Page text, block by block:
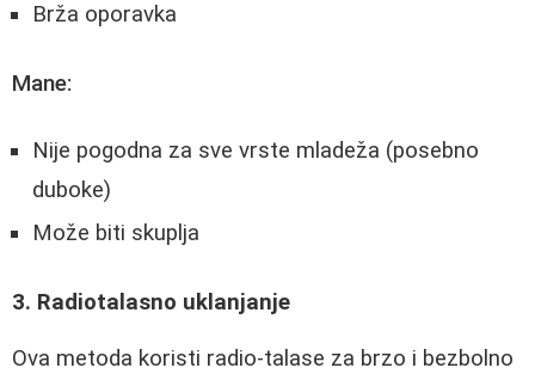
Brža oporavka
Mane:
Nije pogodna za sve vrste mladeža (posebno
duboke)
Može biti skuplja
3. Radiotalasno uklanjanje
Ova metoda koristi radio-talase za brzo i bezbolno